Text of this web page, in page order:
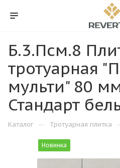
Б.3.Псм.8
тротуарная
мульти" 80
Стандарт
Каталог — Тротуарная плитка
Новинка